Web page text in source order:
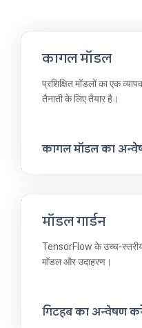
कागल मॉडल
प्रशिक्षित मॉडलों का एक
तैनाती के लिए तैयार है।
कागल मॉडल का
मॉडल गार्डन
TensorFlow के उच्च-स्तरीय
मॉडल और उदाहरण।
गिटहब का अन्वेषण